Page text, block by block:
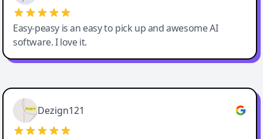
Easy-peasy is an easy to pick up and awesome AI
software. I love it.
Easy-Peasy AI
Dezign121